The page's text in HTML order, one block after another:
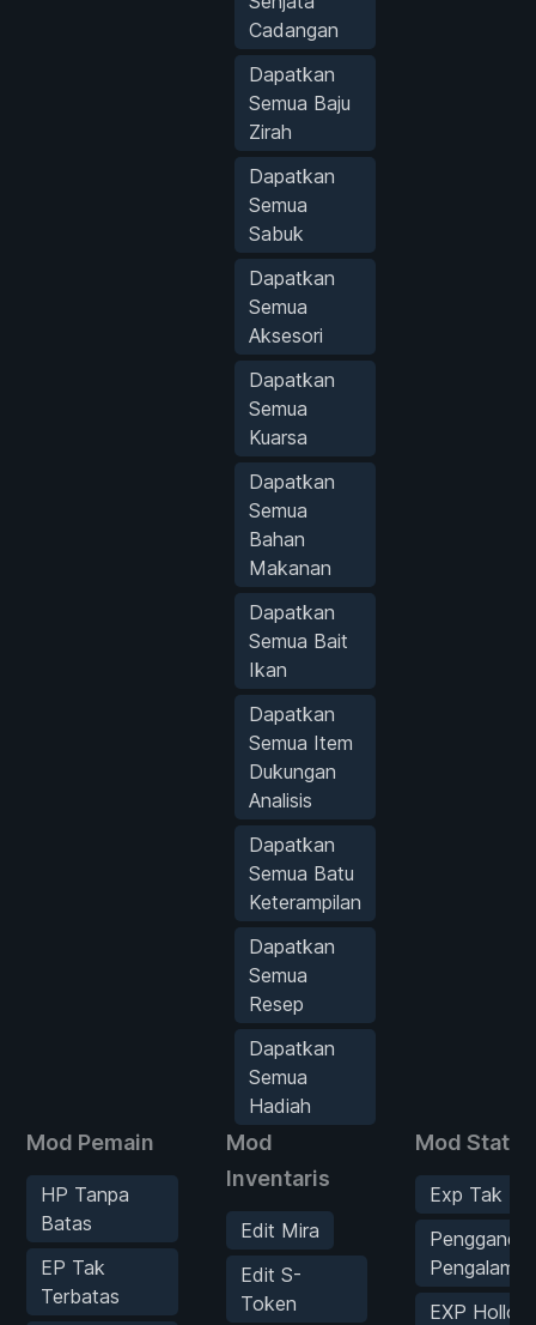
Cadangan
Dapatkan
Semua Baju
Zirah
Dapatkan
Semua
Sabuk
Dapatkan
Semua
Aksesori
Dapatkan
Semua
Kuarsa
Dapatkan
Semua
Bahan
Makanan
Dapatkan
Semua Bait
Ikan
Dapatkan
Semua Item
Dukungan
Analisis
Dapatkan
Semua Batu
Keterampilan
Dapatkan
Semua
Resep
Dapatkan
Semua
Hadiah
Mod Pemain
HP Tanpa
Batas
EP Tak
Terbatas
Mod
Inventaris
Edit Mira
Edit S-
Token
Mod
Exp Tak
Pengganda
Pengalaman
EXP